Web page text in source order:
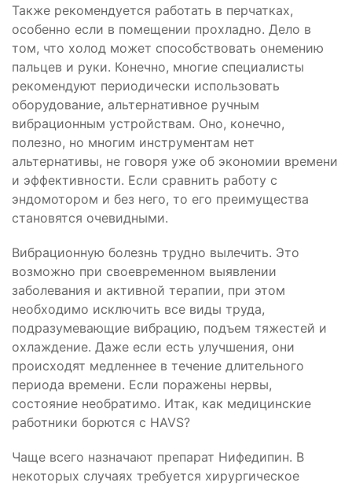
Также рекомендуется работать в перчатках,
особенно если в помещении прохладно. Дело в
том, что холод может способствовать онемению
пальцев и руки. Конечно, многие специалисты
рекомендуют периодически использовать
оборудование, альтернативное ручным
вибрационным устройствам. Оно, конечно,
полезно, но многим инструментам нет
альтернативы, не говоря уже об экономии времени
и эффективности. Если сравнить работу с
эндомотором и без него, то его преимущества
становятся очевидными.
Вибрационную болезнь трудно вылечить. Это
возможно при своевременном выявлении
заболевания и активной терапии, при этом
необходимо исключить все виды труда,
подразумевающие вибрацию, подъем тяжестей и
охлаждение. Даже если есть улучшения, они
происходят медленнее в течение длительного
периода времени. Если поражены нервы,
состояние необратимо. Итак, как медицинские
работники борются с HAVS?
Чаще всего назначают препарат Нифедипин. В
некоторых случаях требуется хирургическое